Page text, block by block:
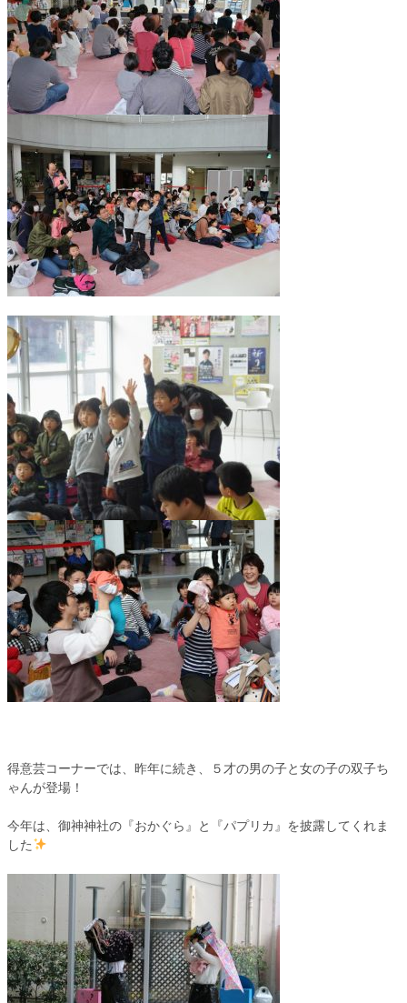
得意芸コーナーでは、昨年に続き、５才の男の子と女の子の双子ち
ゃんが登場！
今年は、御神神社の『おかぐら』と『パプリカ』を披露してくれま
した